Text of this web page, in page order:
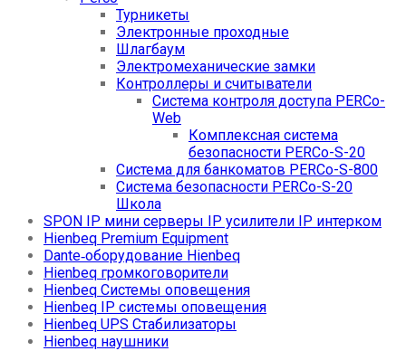
Турникеты
Электронные проходные
Шлагбаум
Электромеханические замки
Контроллеры и считыватели
Система контроля доступа PERCo-
Web
Комплексная система
безопасности PERCo-S-20
Система для банкоматов PERCo-S-800
Система безопасности PERCo-S-20
Школа
SPON IP мини серверы IP усилители IP интерком
Hienbeq Premium Equipment
Dante‑оборудование Hienbeq
Hienbeq громкоговорители
Hienbeq Системы оповещения
Hienbeq IP системы оповещения
Hienbeq UPS Стабилизаторы
Hienbeq наушники